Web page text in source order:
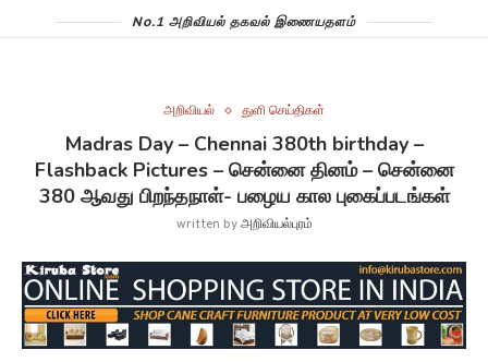
No.1 அறிவியல் தகவல் இணையதளம்
அறிவியல் துளி செய்திகள்
Madras Day – Chennai 380th birthday –
Flashback Pictures – சென்னை தினம் – சென்னை
380 ஆவது பிறந்தநாள்- பழைய கால புகைப்படங்கள்
written byஅறிவியல்புரம்